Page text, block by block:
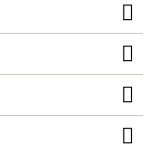



